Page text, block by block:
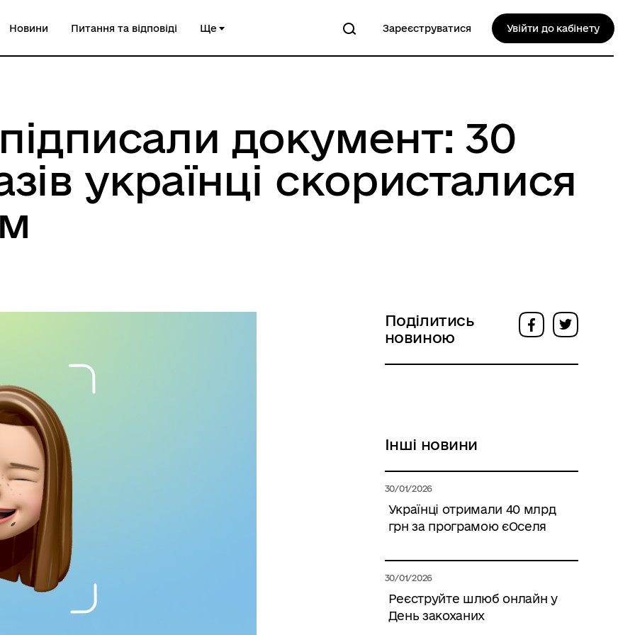
Новини Питання та відповіді Ще Зареєструватися Увійти до кабінету
документ: 30
українці скористалися
Поділитись
новиною
Інші новини
30/01/2026
Українці отримали 40 млрд
грн за програмою єОселя
30/01/2026
Реєструйте шлюб онлайн у
День закоханих